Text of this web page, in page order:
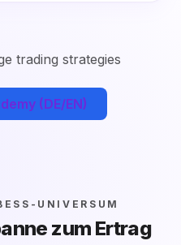
trading strategies
(DE/EN)
UNIVERSUM
zum Ertrag